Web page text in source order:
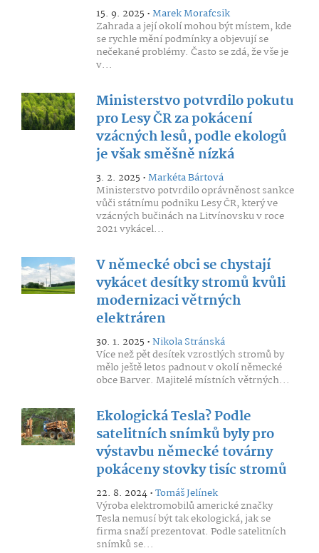
15. 9. 2025 •Marek Morafcsik
Zahrada a její okolí mohou být místem, kde
se rychle mění podmínky a objevují se
nečekané problémy. Často se zdá, že vše je
v...
Ministerstvo potvrdilo pokutu
pro Lesy ČR za pokácení
vzácných lesů, podle ekologů
je však směšně nízká
3. 2. 2025 •Markéta Bártová
Ministerstvo potvrdilo oprávněnost sankce
vůči státnímu podniku Lesy ČR, který ve
vzácných bučinách na Litvínovsku v roce
2021 vykácel...
V německé obci se chystají
vykácet desítky stromů kvůli
modernizaci větrných
elektráren
30. 1. 2025 •Nikola Stránská
Více než pět desítek vzrostlých stromů by
mělo ještě letos padnout v okolí německé
obce Barver. Majitelé místních větrných...
Ekologická Tesla? Podle
satelitních snímků byly pro
výstavbu německé továrny
pokáceny stovky tisíc stromů
22. 8. 2024 •Tomáš Jelínek
Výroba elektromobilů americké značky
Tesla nemusí být tak ekologická, jak se
firma snaží prezentovat. Podle satelitních
snímků se...